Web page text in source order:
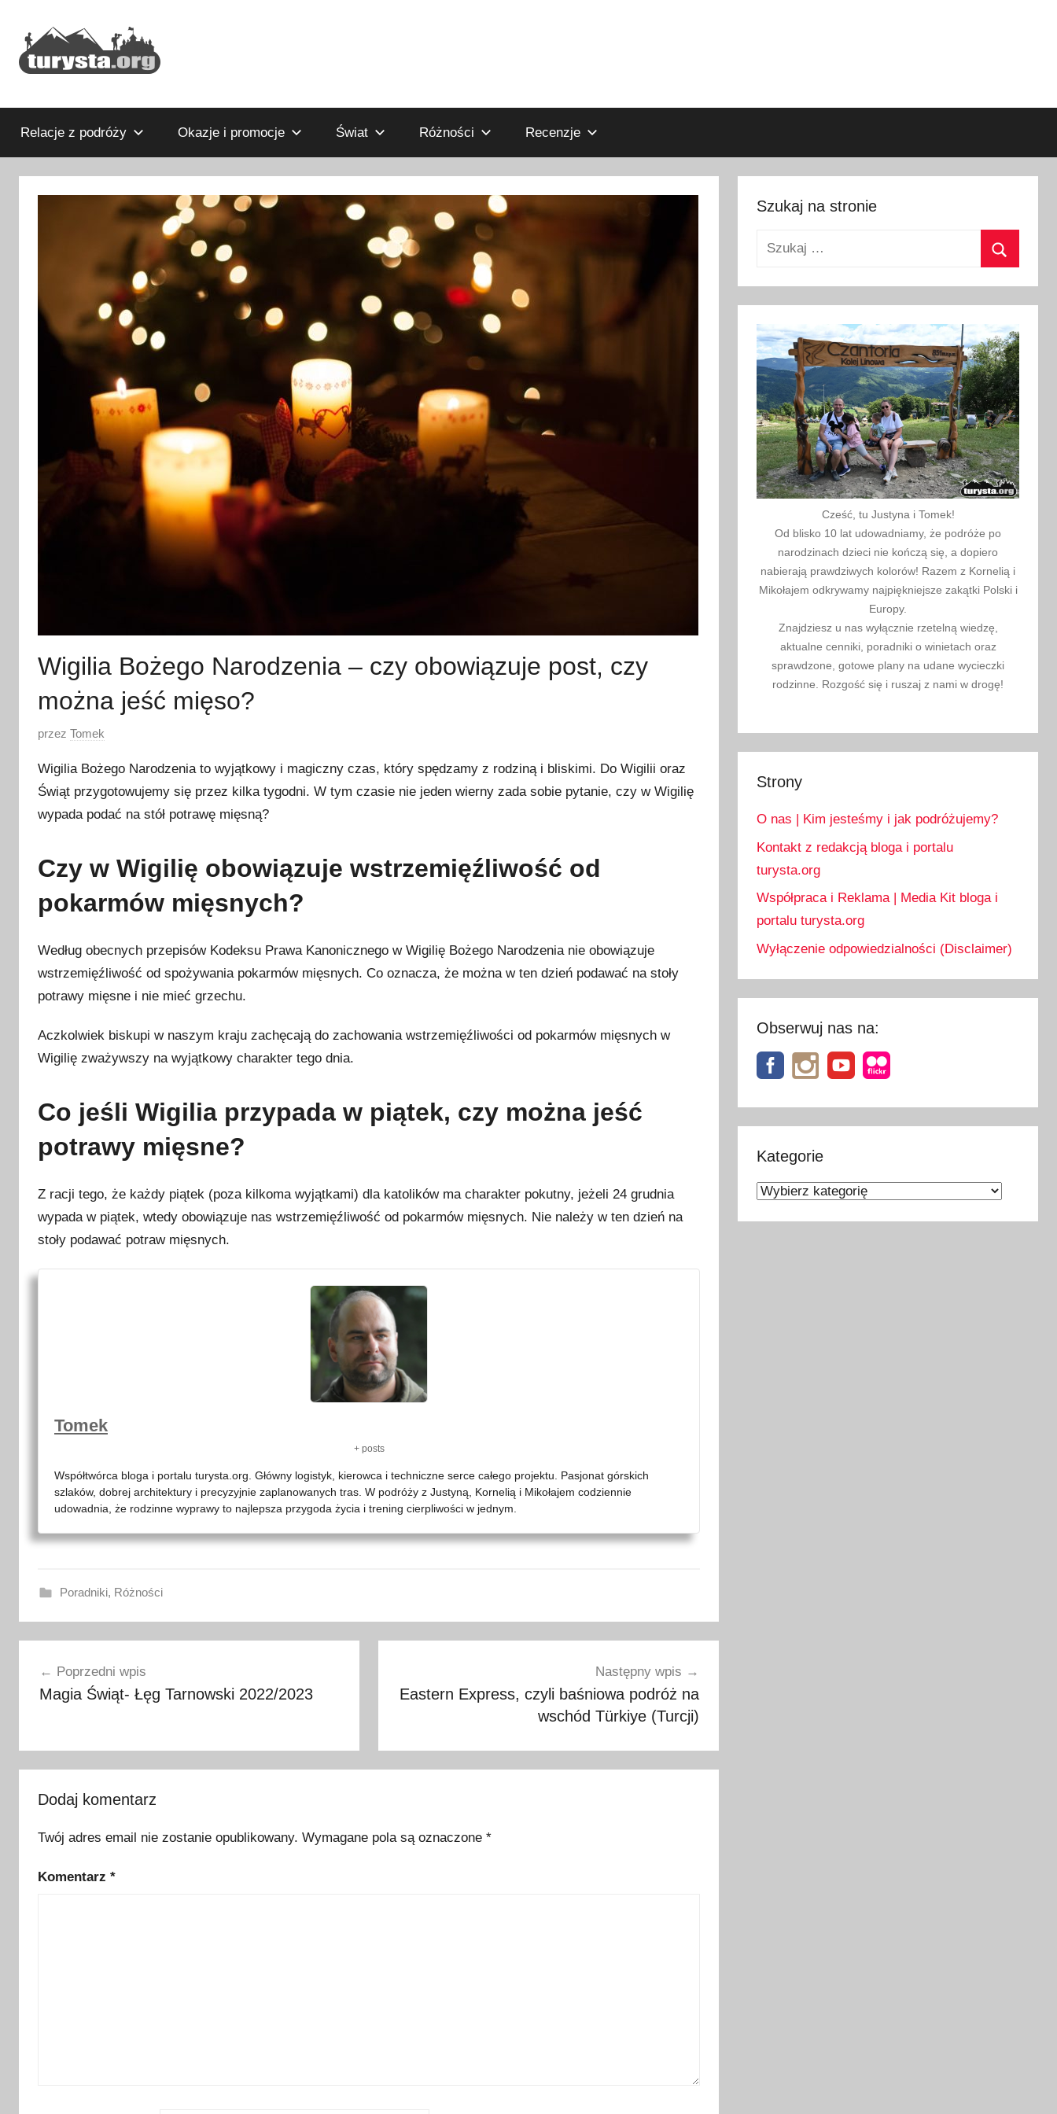
treści
Turysta.org
blog
podróżniczy
turystyczny
Relacje z podróży Okazje i promocje Świat Różności Recenzje
Wigilia Bożego Narodzenia – czy obowiązuje post, czy
można jeść mięso?
O
u
b
l
o
w
a
o
1
7
r
u
n
a
2
2
przez Tomek
Wigilia Bożego Narodzenia to wyjątkowy i magiczny czas, który spędzamy z rodziną i bliskimi. Do Wigilii oraz
Świąt przygotowujemy się przez kilka tygodni. W tym czasie nie jeden wierny zada sobie pytanie, czy w Wigilię
wypada podać na stół potrawę mięsną?
Czy w Wigilię obowiązuje wstrzemięźliwość od
pokarmów mięsnych?
Według obecnych przepisów Kodeksu Prawa Kanonicznego w Wigilię Bożego Narodzenia nie obowiązuje
wstrzemięźliwość od spożywania pokarmów mięsnych. Co oznacza, że można w ten dzień podawać na stoły
potrawy mięsne i nie mieć grzechu.
Aczkolwiek biskupi w naszym kraju zachęcają do zachowania wstrzemięźliwości od pokarmów mięsnych w
Wigilię zważywszy na wyjątkowy charakter tego dnia.
Co jeśli Wigilia przypada w piątek, czy można jeść
potrawy mięsne?
Z racji tego, że każdy piątek (poza kilkoma wyjątkami) dla katolików ma charakter pokutny, jeżeli 24 grudnia
wypada w piątek, wtedy obowiązuje nas wstrzemięźliwość od pokarmów mięsnych. Nie należy w ten dzień na
stoły podawać potraw mięsnych.
Tomek
+ posts
Współtwórca bloga i portalu turysta.org. Główny logistyk, kierowca i techniczne serce całego projektu. Pasjonat górskich
szlaków, dobrej architektury i precyzyjnie zaplanowanych tras. W podróży z Justyną, Kornelią i Mikołajem codziennie
udowadnia, że rodzinne wyprawy to najlepsza przygoda życia i trening cierpliwości w jednym.
Poradniki, Różności
ż
e
d
e
i
wpisuPoprzedni wpis
Magia Świąt- Łęg Tarnowski 2022/2023
Następny wpis
Eastern Express, czyli baśniowa podróż na
wschód Türkiye (Turcji)
Dodaj komentarz
Twój adres email nie zostanie opublikowany. Wymagane pola są oznaczone *
Komentarz *
Szukaj na stronie
Szukaj:
Cześć, tu Justyna i Tomek!
Od blisko 10 lat udowadniamy, że podróże po
narodzinach dzieci nie kończą się, a dopiero
nabierają prawdziwych kolorów! Razem z Kornelią i
Mikołajem odkrywamy najpiękniejsze zakątki Polski i
Europy.
Znajdziesz u nas wyłącznie rzetelną wiedzę,
aktualne cenniki, poradniki o winietach oraz
sprawdzone, gotowe plany na udane wycieczki
rodzinne. Rozgość się i ruszaj z nami w drogę!
Strony
O nas | Kim jesteśmy i jak podróżujemy?
Kontakt z redakcją bloga i portalu
turysta.org
Współpraca i Reklama | Media Kit bloga i
portalu turysta.org
Wyłączenie odpowiedzialności (Disclaimer)
Obserwuj nas na:
Kategorie
Kategorie